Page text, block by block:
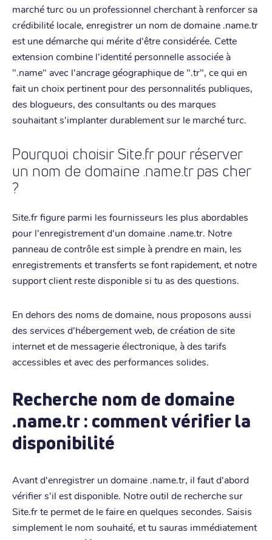
marché turc ou un professionnel cherchant à renforcer sa
crédibilité locale, enregistrer un nom de domaine .name.tr
est une démarche qui mérite d'être considérée. Cette
extension combine l'identité personnelle associée à
".name" avec l'ancrage géographique de ".tr", ce qui en
fait un choix pertinent pour des personnalités publiques,
des blogueurs, des consultants ou des marques
souhaitant s'implanter durablement sur le marché turc.
Pourquoi choisir Site.fr pour réserver
un nom de domaine .name.tr pas cher
?
Site.fr figure parmi les fournisseurs les plus abordables
pour l'enregistrement d'un domaine .name.tr. Notre
panneau de contrôle est simple à prendre en main, les
enregistrements et transferts se font rapidement, et notre
support client reste disponible si tu as des questions.
En dehors des noms de domaine, nous proposons aussi
des services d'hébergement web, de création de site
internet et de messagerie électronique, à des tarifs
accessibles et avec des performances solides.
Recherche nom de domaine
.name.tr : comment vérifier la
disponibilité
Avant d'enregistrer un domaine .name.tr, il faut d'abord
vérifier s'il est disponible. Notre outil de recherche sur
Site.fr te permet de le faire en quelques secondes. Saisis
simplement le nom souhaité, et tu sauras immédiatement